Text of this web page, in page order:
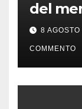
del
8
COMMENTO